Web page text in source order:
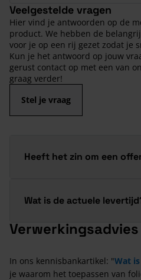
Veelgestelde vragen
Hier vind je antwoorden op de
product. We hebben de
voor je op een rij gezet zodat je
Kun je het antwoord op jouw
gerust contact op met een van
graag verder!
Stel je vraag
Heeft het zin om een
Wat is de actuele
Verwerkingsadvies
In ons kennisbankartikel: "Wat
je waarom het toepassen van